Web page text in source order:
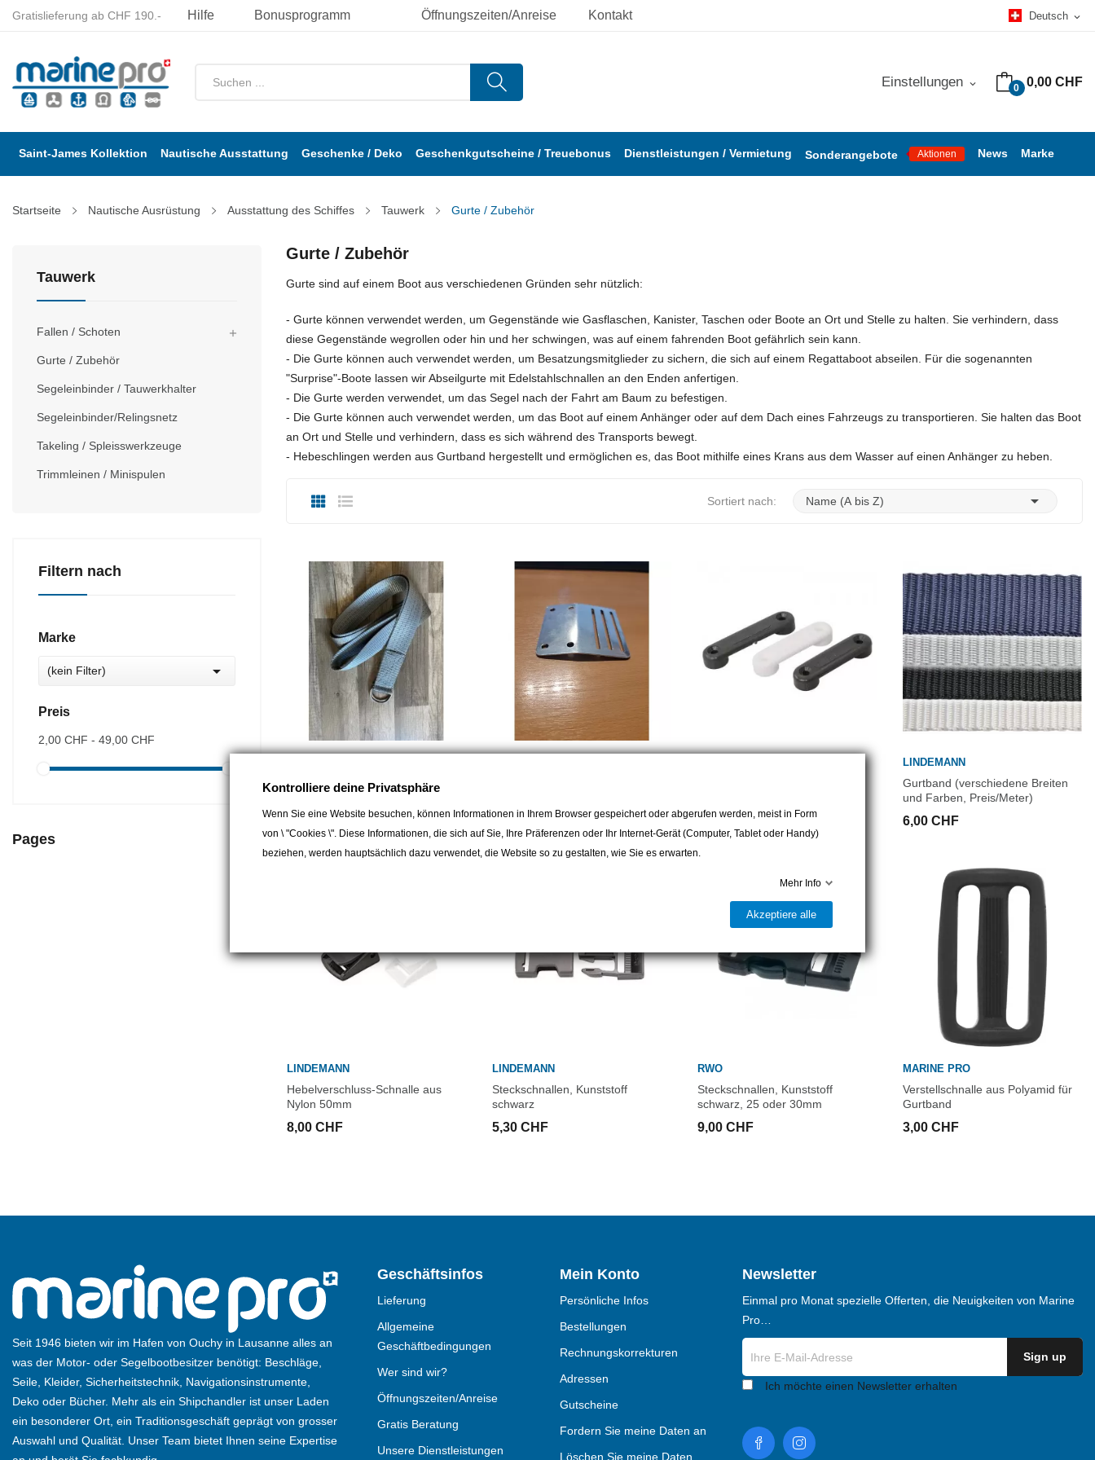
Öffnungszeiten/Anreise Kontakt Deutsch expand_more
Gratislieferung ab CHF 190.- Hilfe Bonusprogramm
0 0,00 CHF
Einstellungen expand_more
Saint-James Kollektion Nautische Ausstattung Geschenke / Deko Geschenkgutscheine / Treuebonus Dienstleistungen / Vermietung Sonderangebote Aktionen News Marke
Startseite Nautische Ausrüstung Ausstattung des Schiffes Tauwerk Gurte / Zubehör
Tauwerk
Fallen / Schoten 
Gurte / Zubehör
Segeleinbinder / Tauwerkhalter
Segeleinbinder/Relingsnetz
Takeling / Spleisswerkzeuge
Trimmleinen / Minispulen
Filtern nach
Marke
(kein Filter) 
Preis
2,00 CHF - 49,00 CHF
Pages
Gurte / Zubehör
Gurte sind auf einem Boot aus verschiedenen Gründen sehr nützlich:
- Gurte können verwendet werden, um Gegenstände wie Gasflaschen, Kanister, Taschen oder Boote an Ort und Stelle zu halten. Sie verhindern, dass
diese Gegenstände wegrollen oder hin und her schwingen, was auf einem fahrenden Boot gefährlich sein kann.
- Die Gurte können auch verwendet werden, um Besatzungsmitglieder zu sichern, die sich auf einem Regattaboot abseilen. Für die sogenannten
"Surprise"-Boote lassen wir Abseilgurte mit Edelstahlschnallen an den Enden anfertigen.
- Die Gurte werden verwendet, um das Segel nach der Fahrt am Baum zu befestigen.
- Die Gurte können auch verwendet werden, um das Boot auf einem Anhänger oder auf dem Dach eines Fahrzeugs zu transportieren. Sie halten das Boot
an Ort und Stelle und verhindern, dass es sich während des Transports bewegt.
- Hebeschlingen werden aus Gurtband hergestellt und ermöglichen es, das Boot mithilfe eines Krans aus dem Wasser auf einen Anhänger zu heben.
Sortiert nach: Name (A bis Z) 
Ausreitgurt 2.20mt für Surprise
49,00 CHF 8,50 CHF
LINDEMANN
Gurtband (verschiedene Breiten
und Farben, Preis/Meter)
6,00 CHF
LINDEMANN
Hebelverschluss-Schnalle aus
Nylon 50mm
8,00 CHF
LINDEMANN
Steckschnallen, Kunststoff
schwarz
5,30 CHF
RWO
Steckschnallen, Kunststoff
schwarz, 25 oder 30mm
9,00 CHF
MARINE PRO
Verstellschnalle aus Polyamid für
Gurtband
3,00 CHF
Seit 1946 bieten wir im Hafen von Ouchy in Lausanne alles an
was der Motor- oder Segelbootbesitzer benötigt: Beschläge,
Seile, Kleider, Sicherheitstechnik, Navigationsinstrumente,
Deko oder Bücher. Mehr als ein Shipchandler ist unser Laden
ein besonderer Ort, ein Traditionsgeschäft geprägt von grosser
Auswahl und Qualität. Unser Team bietet Ihnen seine Expertise
Geschäftsinfos
Lieferung
Allgemeine
Geschäftbedingungen
Wer sind wir?
Öffnungszeiten/Anreise
Gratis Beratung
Unsere Dienstleistungen
Mein Konto
Persönliche Infos
Bestellungen
Rechnungskorrekturen
Adressen
Gutscheine
Fordern Sie meine Daten an
Löschen Sie meine Daten
Newsletter
Einmal pro Monat spezielle Offerten, die Neuigkeiten von Marine
Pro…
Ich möchte einen Newsletter erhalten
Kontrolliere deine Privatsphäre
Wenn Sie eine Website besuchen, können Informationen in Ihrem Browser gespeichert oder abgerufen werden, meist in Form
von \ "Cookies \". Diese Informationen, die sich auf Sie, Ihre Präferenzen oder Ihr Internet-Gerät (Computer, Tablet oder Handy)
beziehen, werden hauptsächlich dazu verwendet, die Website so zu gestalten, wie Sie es erwarten.
Mehr Info
Akzeptiere alle